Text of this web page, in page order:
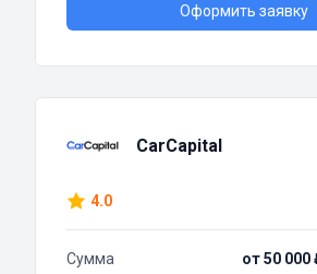
Оформить заявку
CarCapital
4.0
Сумма
от 50 000